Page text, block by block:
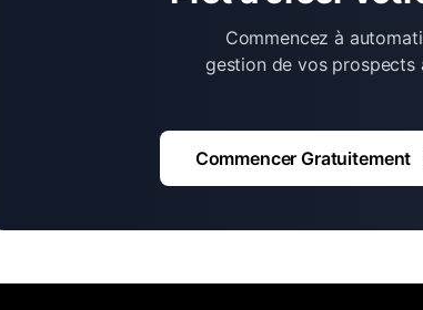
Commencez à
gestion de vos
Commencer Gratuitement